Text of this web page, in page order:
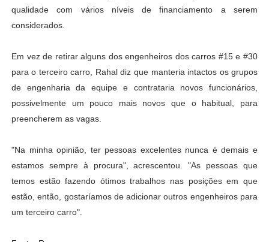
qualidade com vários níveis de financiamento a serem
considerados.
Em vez de retirar alguns dos engenheiros dos carros #15 e #30
para o terceiro carro, Rahal diz que manteria intactos os grupos
de engenharia da equipe e contrataria novos funcionários,
possivelmente um pouco mais novos que o habitual, para
preencherem as vagas.
"Na minha opinião, ter pessoas excelentes nunca é demais e
estamos sempre à procura", acrescentou. "As pessoas que
temos estão fazendo ótimos trabalhos nas posições em que
estão, então, gostaríamos de adicionar outros engenheiros para
um terceiro carro".